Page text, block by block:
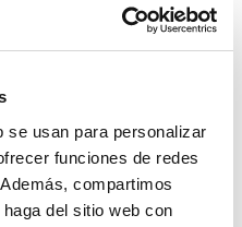
se usan para personalizar
funciones de redes
compartimos
del sitio web con